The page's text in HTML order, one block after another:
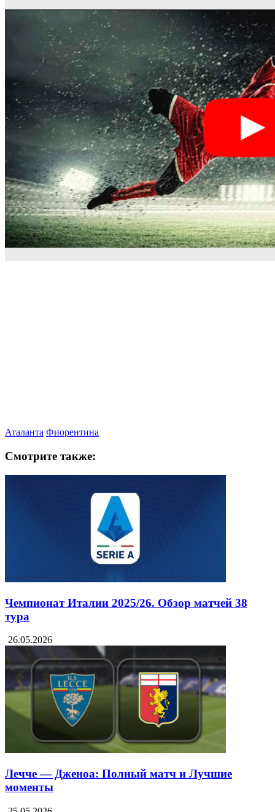
Аталанта Фиорентина
Смотрите также:
Чемпионат Италии 2025/26. Обзор матчей 38
тура
26.05.2026
Лечче — Дженоа: Полный матч и Лучшие
моменты